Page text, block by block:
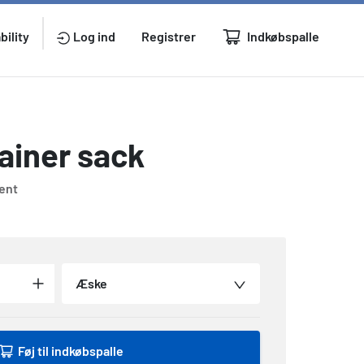
Log ind Registrer Indkøbspalle
sack
Æske
Føj til indkøbspalle